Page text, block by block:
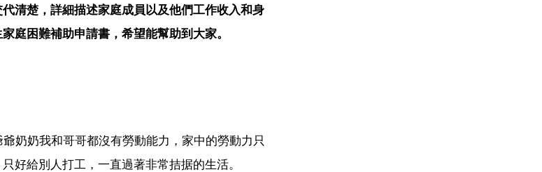
清楚，詳細描述家庭成員以及他們工作收入和身
庭困難補助申請書，希望能幫助到大家。
奶奶我和哥哥都沒有勞動能力，家中的勞動力只
好給別人打工，一直過著非常拮据的生活。